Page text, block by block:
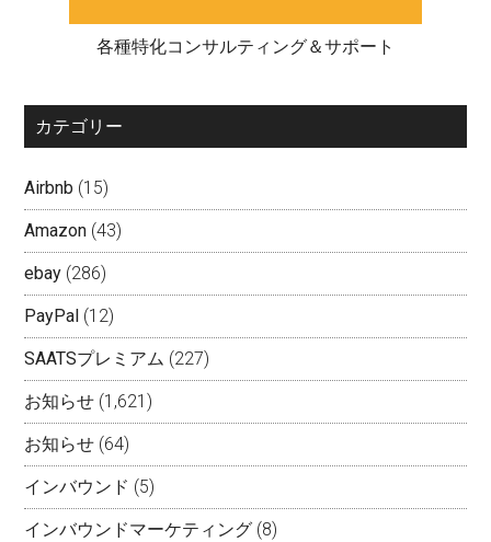
各種特化コンサルティング＆サポート
カテゴリー
Airbnb (15)
Amazon (43)
ebay (286)
PayPal (12)
SAATSプレミアム (227)
お知らせ (1,621)
お知らせ (64)
インバウンド (5)
インバウンドマーケティング (8)